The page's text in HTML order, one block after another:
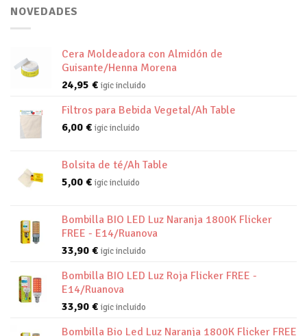
NOVEDADES
Cera Moldeadora con Almidón de
Guisante/Henna Morena
24,95 € igic incluido
Filtros para Bebida Vegetal/Ah Table
6,00 € igic incluido
Bolsita de té/Ah Table
5,00 € igic incluido
Bombilla BIO LED Luz Naranja 1800K Flicker
FREE - E14/Ruanova
33,90 € igic incluido
Bombilla BIO LED Luz Roja Flicker FREE -
E14/Ruanova
33,90 € igic incluido
Bombilla Bio Led Luz Naranja 1800K Flicker FREE